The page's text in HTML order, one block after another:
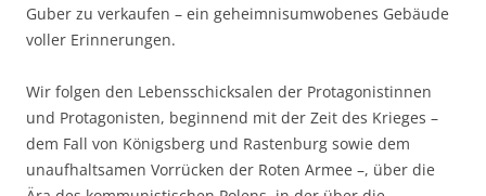
Guber zu verkaufen – ein geheimnisumwobenes Gebäude
voller Erinnerungen.
Wir folgen den Lebensschicksalen der Protagonistinnen
und Protagonisten, beginnend mit der Zeit des Krieges –
dem Fall von Königsberg und Rastenburg sowie dem
unaufhaltsamen Vorrücken der Roten Armee –, über die